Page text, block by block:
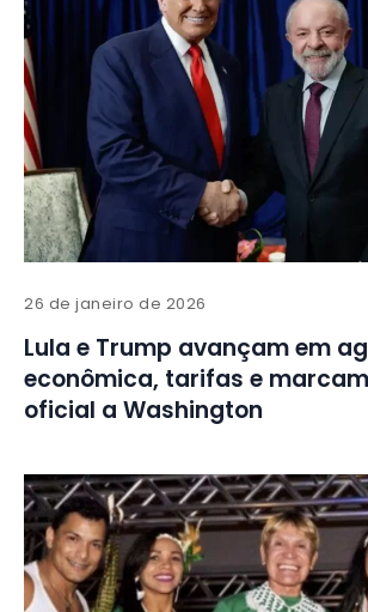
26 de janeiro de 2026
Lula e Trump avançam em
econômica, tarifas e
oficial a Washington